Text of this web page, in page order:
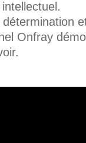
Onfray